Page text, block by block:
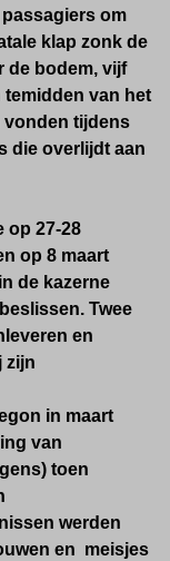
om
klap zonk de
de bodem, vijf
van het
vonden tijdens
die overlijdt aan
op 27-28
op 8 maart
de kazerne
Twee
en
zijn
in maart
van
toen
werden
en meisjes